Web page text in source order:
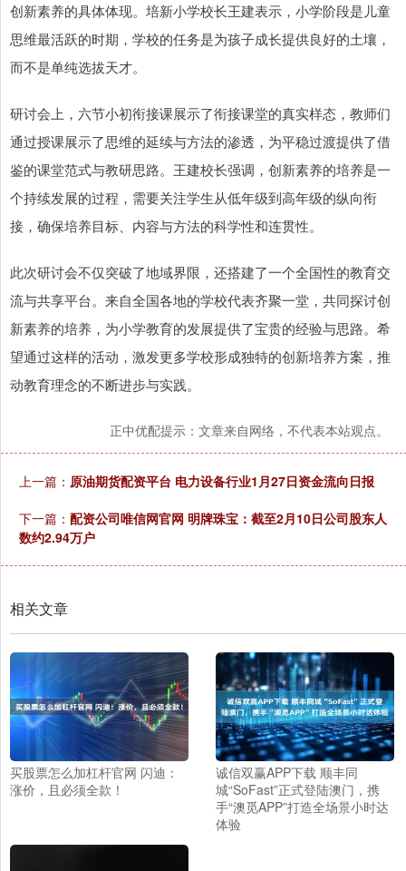
创新素养的具体体现。培新小学校长王建表示，小学阶段是儿童
思维最活跃的时期，学校的任务是为孩子成长提供良好的土壤，
而不是单纯选拔天才。
研讨会上，六节小初衔接课展示了衔接课堂的真实样态，教师们
通过授课展示了思维的延续与方法的渗透，为平稳过渡提供了借
鉴的课堂范式与教研思路。王建校长强调，创新素养的培养是一
个持续发展的过程，需要关注学生从低年级到高年级的纵向衔
接，确保培养目标、内容与方法的科学性和连贯性。
此次研讨会不仅突破了地域界限，还搭建了一个全国性的教育交
流与共享平台。来自全国各地的学校代表齐聚一堂，共同探讨创
新素养的培养，为小学教育的发展提供了宝贵的经验与思路。希
望通过这样的活动，激发更多学校形成独特的创新培养方案，推
动教育理念的不断进步与实践。
正中优配提示：文章来自网络，不代表本站观点。
上一篇： 原油期货配资平台 电力设备行业1月27日资金流向日报
下一篇： 配资公司唯信网官网 明牌珠宝：截至2月10日公司股东人
数约2.94万户
相关文章
买股票怎么加杠杆官网 闪迪：
涨价，且必须全款！
诚信双赢APP下载 顺丰同
城“SoFast”正式登陆澳门，携
手“澳觅APP”打造全场景小时达
体验